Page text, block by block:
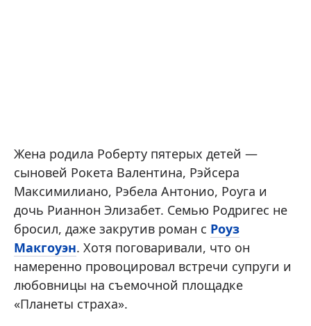
Жена родила Роберту пятерых детей —
сыновей Рокета Валентина, Рэйсера
Максимилиано, Рэбела Антонио, Роуга и
дочь Рианнон Элизабет. Семью Родригес не
бросил, даже закрутив роман с Роуз
Макгоуэн. Хотя поговаривали, что он
намеренно провоцировал встречи супруги и
любовницы на съемочной площадке
«Планеты страха».